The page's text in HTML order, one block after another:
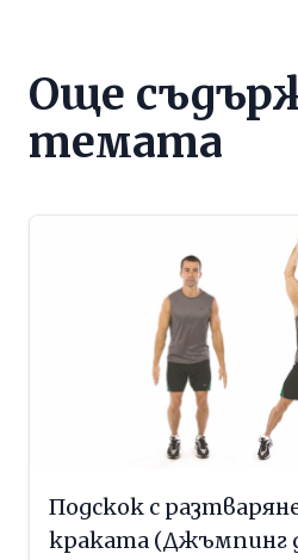
Още
темата
Подскок с
краката (Джъмпинг